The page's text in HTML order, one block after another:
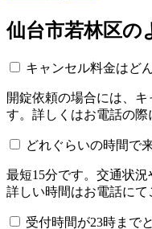
仙台市若林区の
キャンセル料金はど
開錠依頼の場合には、
す。詳しくはお電話の際
どれぐらいの時間で
最短15分です。交通状況
詳しい時間はお電話にて
受付時間が23時まで